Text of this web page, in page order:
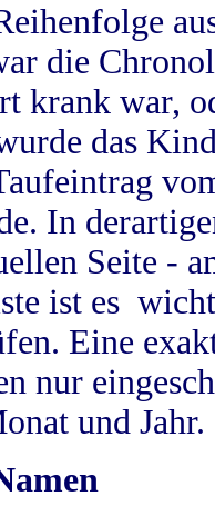
die
krank war,
das
In
Seite -
ist es
Eine
nur
und Jahr.